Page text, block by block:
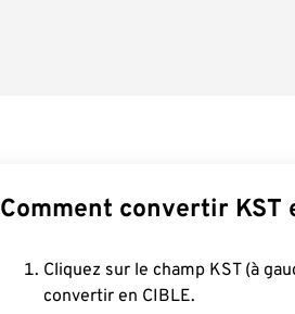
Comment convertir KST
Cliquez sur le champ KST (à
convertir en CIBLE.